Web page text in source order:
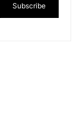
Subscribe